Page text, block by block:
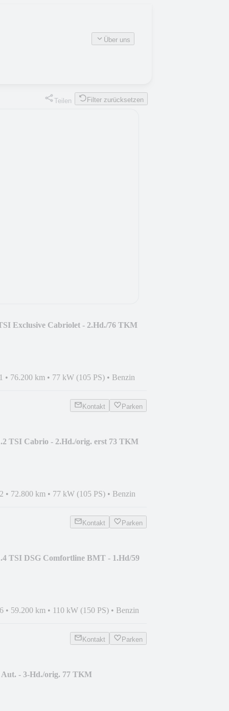
Über uns
Teilen Filter zurücksetzen
Exclusive Cabriolet - 2.Hd./76 TKM
• 76.200 km • 77 kW (105 PS) • Benzin
Kontakt Parken
TSI Cabrio - 2.Hd./orig. erst 73 TKM
• 72.800 km • 77 kW (105 PS) • Benzin
Kontakt Parken
TSI DSG Comfortline BMT - 1.Hd/59
• 59.200 km • 110 kW (150 PS) • Benzin
Kontakt Parken
Aut. - 3-Hd./orig. 77 TKM